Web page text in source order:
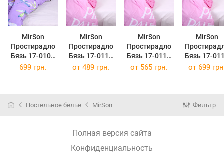
MirSon
Простирадло
Бязь 17-0103
Saul 220 х 240
MirSon
Простирадло
Бязь 17-0110
Pink Pantere
MirSon
Простирадло
Бязь 17-0110
Pink Pantere
MirSon
Бязь 17-
Pink
699 грн. от 489 грн. от 565 грн. от 699
Постельное белье MirSon Фильтр
Полная версия сайта
Конфиденциальность